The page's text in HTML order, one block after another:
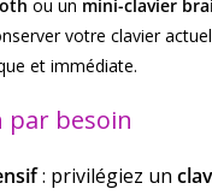
ou un mini-clavier
votre clavier
et immédiate.
par besoin
: privilégiez un